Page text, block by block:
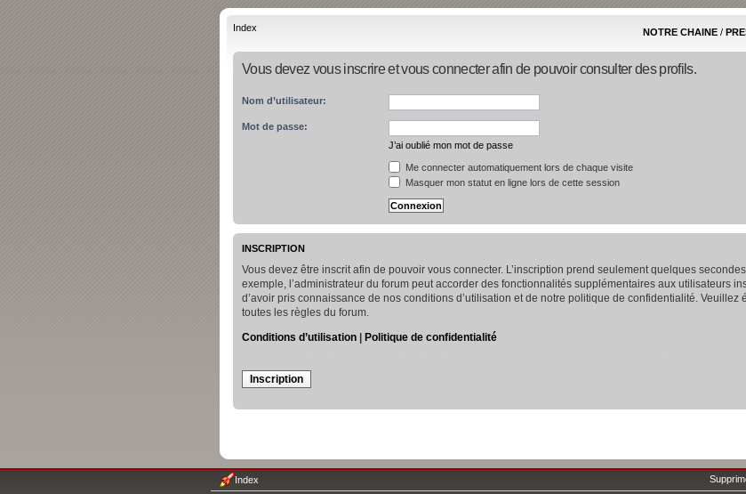
Index NOTRE CHAINE /
Vous devez vous inscrire et vous connecter afin de pouvoir consulter des profils.
Nom d’utilisateur:
Mot de passe:
J’ai oublié mon mot de passe
Me connecter automatiquement lors de chaque visite
Masquer mon statut en ligne lors de cette session
INSCRIPTION
Vous devez être inscrit afin de pouvoir vous connecter. L’inscription prend seulement quelques
exemple, l’administrateur du forum peut accorder des fonctionnalités supplémentaires aux utilisateurs
d’avoir pris connaissance de nos conditions d’utilisation et de notre politique de confidentialité. Veuillez
toutes les règles du forum.
Conditions d’utilisation | Politique de confidentialité
Inscription
Index